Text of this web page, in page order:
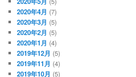
2020年4月 (7)
2020年3月 (5)
2020年2月 (5)
2020年1月 (4)
2019年12月 (5)
2019年11月 (4)
2019年10月 (5)